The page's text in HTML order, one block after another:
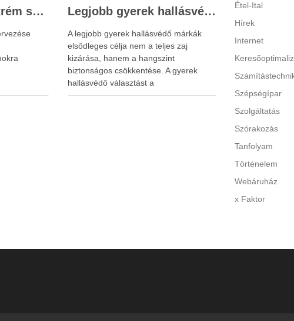
Utasbiztosítás extrém sportokra és krónikus betegségek esetén: mire figyelj utazás előtt? Legjobb gyerek hallásvédő márkák: mire figyeljenek a szülők választáskor?
A legjobb gyerek hallásvédő márkák
elsődleges célja nem a teljes zaj
kizárása, hanem a hangszint
biztonságos csökkentése. A gyerek
hallásvédő választást a
www.earplugs.hu weboldal is
Étel-Ital
Hírek
Internet
Szépségípar
Szolgáltatás
Szórakozás
Tanfolyam
Történelem
Webáruház
x Faktor